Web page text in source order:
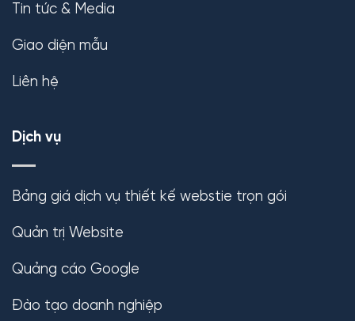
Tin tức & Media
Giao diện mẫu
Liên hệ
Dịch vụ
Bảng giá dịch vụ thiết kế webstie trọn gói
Quản trị Website
Quảng cáo Google
Đào tạo doanh nghiệp